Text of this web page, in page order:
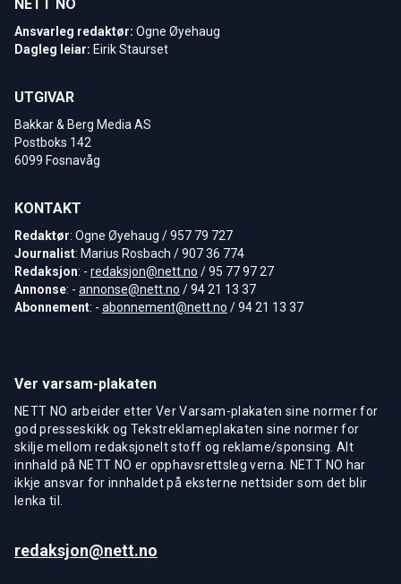
NETT NO
Ansvarleg redaktør: Ogne Øyehaug
Dagleg leiar: Eirik Staurset
UTGIVAR
Bakkar & Berg Media AS
Postboks 142
6099 Fosnavåg
KONTAKT
Redaktør: Ogne Øyehaug / 957 79 727
Journalist: Marius Rosbach / 907 36 774
Redaksjon: - redaksjon@nett.no / 95 77 97 27
Annonse: - annonse@nett.no / 94 21 13 37
Abonnement: - abonnement@nett.no / 94 21 13 37
Ver varsam-plakaten
NETT NO arbeider etter Ver Varsam-plakaten sine normer for
god presseskikk og Tekstreklameplakaten sine normer for
skilje mellom redaksjonelt stoff og reklame/sponsing. Alt
innhald på NETT NO er opphavsrettsleg verna. NETT NO har
ikkje ansvar for innhaldet på eksterne nettsider som det blir
lenka til.
redaksjon@nett.no